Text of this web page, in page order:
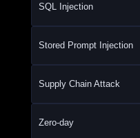
SQL Injection
Stored Prompt Injection
Supply Chain Attack
Zero-day